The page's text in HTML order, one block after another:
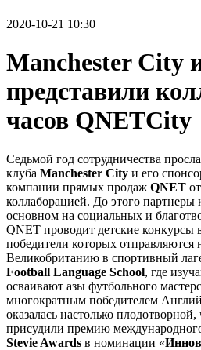
2020-10-21 10:30
Manchester City
представили
часов QNETCity
Седьмой год сотрудничества
клуба Manchester City и его
компании прямых продаж QNET
коллаборацией. До этого партнеры
основном на социальных и
QNET проводит детские конкурсы
победители которых отправляются
Великобританию в спортивный
Football Language School, где
осваивают азы футбольного
многократным победителем
оказалась настолько
присудили премию
Stevie Awards в номинации «